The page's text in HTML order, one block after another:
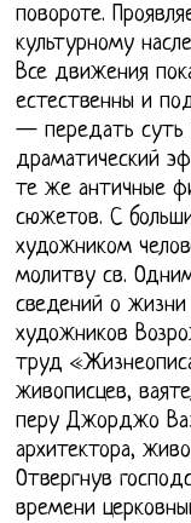
повороте.
культурному
Все движения
естественны и
— передать суть
драматический
те же античные
сюжетов. С
художником
молитву св.
сведений о жизни
художников
труд
живописцев,
перу Джорджо
архитектора,
Отвергнув
времени